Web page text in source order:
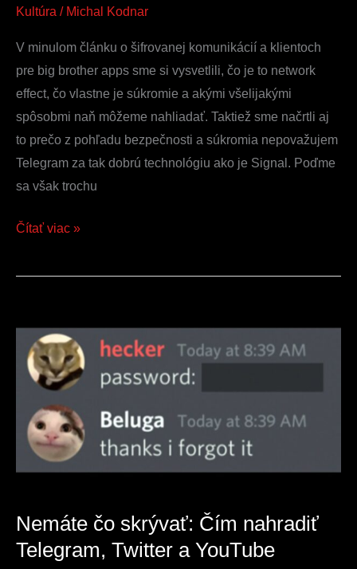
Kultúra / Michal Kodnar
V minulom článku o šifrovanej komunikácií a klientoch
pre big brother apps sme si vysvetlili, čo je to network
effect, čo vlastne je súkromie a akými všelijakými
spôsobmi naň môžeme nahliadať. Taktiež sme načrtli aj
to prečo z pohľadu bezpečnosti a súkromia nepovažujem
Telegram za tak dobrú technológiu ako je Signal. Poďme
sa však trochu
Čítať viac »
Nemáte čo skrývať: Čím nahradiť
Telegram, Twitter a YouTube
skrývať:
nahradiť
Telegram,
Twitter